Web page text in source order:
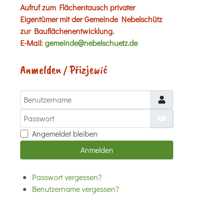
Aufruf zum Flächentausch privater
Eigentümer mit der Gemeinde Nebelschütz
zur Bauflächenentwicklung.
E-Mail:gemeinde@nebelschuetz.de
Anmelden / Přizjewić
Benutzername
Passwort
Angemeldet bleiben
Anmelden
Passwort vergessen?
Benutzername vergessen?